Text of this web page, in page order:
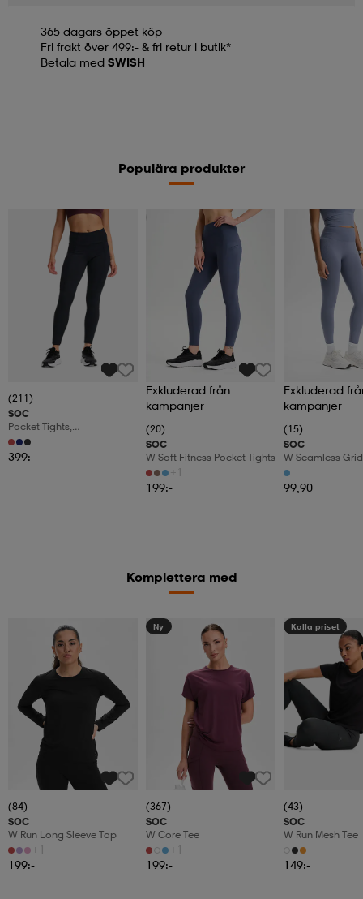
365 dagars öppet köp
Fri frakt över 499:- & fri retur i butik*
Betala med SWISH
Populära produkter
(211)
SOC
Pocket Tights,
Träningstights, Dam
399:-
Exkluderad från
kampanjer
(20)
SOC
W Soft Fitness Pocket Tights
+1
199:-
Superdeal
Exkluderad
kampanjer
(15)
SOC
W Seamless
99,90
Komplettera med
(84)
SOC
W Run Long Sleeve Top
+1
199:-
Ny
(367)
SOC
W Core Tee
+1
199:-
Kolla priset
(43)
SOC
W Run Mesh Tee
149:-